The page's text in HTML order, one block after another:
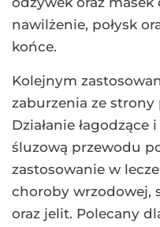
nawilżenie, połysk
końce.
Kolejnym
zaburzenia ze
Działanie łagodzące
śluzową przewodu
zastosowanie w
choroby wrzodowej,
oraz jelit. Polecany